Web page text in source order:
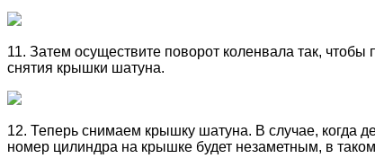
11. Затем осуществите поворот коленвала так,
снятия крышки шатуна.
12. Теперь снимаем крышку шатуна. В случае, когда
номер цилиндра на крышке будет незаметным, в